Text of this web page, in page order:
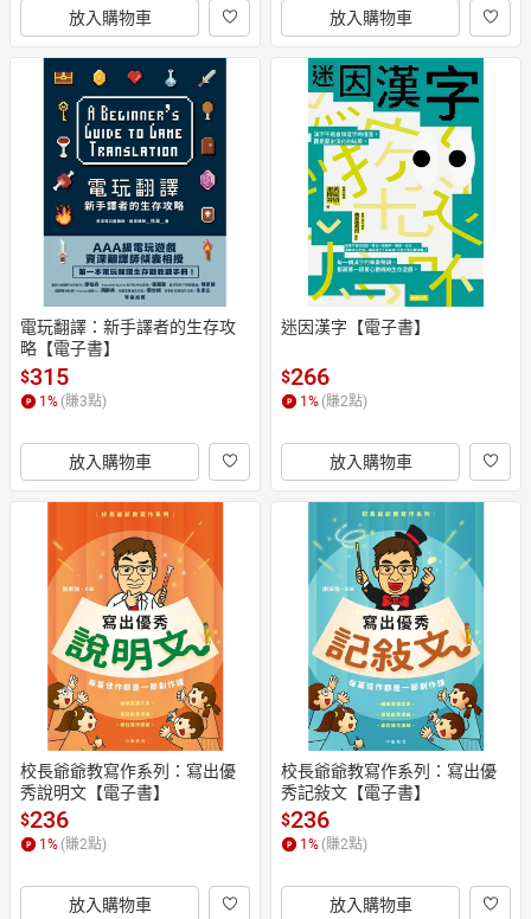
放入購物車 放入購物車
電玩翻譯：新手譯者的生存攻
略【電子書】
$315
1% (賺3點)
放入購物車
迷因漢字【電子書】
$266
1% (賺2點)
放入購物車
校長爺爺教寫作系列：寫出優
秀說明文【電子書】
$236
1 % (賺2點)
放入購物車
校長爺爺教寫作系列：寫出優
秀記敍文【電子書】
$236
1 % (賺2點)
放入購物車